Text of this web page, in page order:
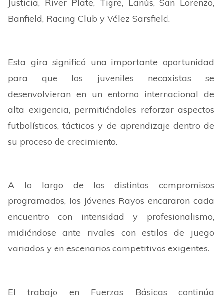
Justicia, River Plate, Tigre, Lanús, San Lorenzo,
Banfield, Racing Club y Vélez Sarsfield.
Esta gira significó una importante oportunidad
para que los juveniles necaxistas se
desenvolvieran en un entorno internacional de
alta exigencia, permitiéndoles reforzar aspectos
futbolísticos, tácticos y de aprendizaje dentro de
su proceso de crecimiento.
A lo largo de los distintos compromisos
programados, los jóvenes Rayos encararon cada
encuentro con intensidad y profesionalismo,
midiéndose ante rivales con estilos de juego
variados y en escenarios competitivos exigentes.
El trabajo en Fuerzas Básicas continúa